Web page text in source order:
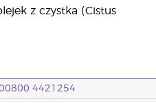
z czystka (Cistus
4421254